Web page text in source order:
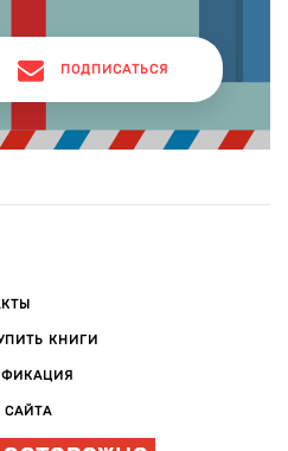
ПОДПИСАТЬСЯ
КНИГИ
САЙТА